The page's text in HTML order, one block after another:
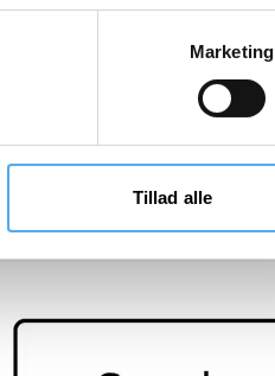
Marketing
Tillad alle
SE RUTEN